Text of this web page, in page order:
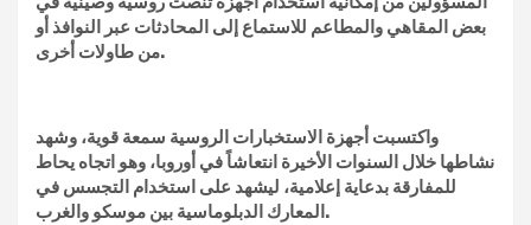
بعض المقاهي والمطاعم للاستماع إلى المحادثات عبر النوافذ أو
من طاولات أخرى.
واكتسبت أجهزة الاستخبارات الروسية سمعة قوية، وشهد
نشاطها خلال السنوات الأخيرة انتعاشاً في أوروبا، وهو اتجاه يحاط
للمفارقة بدعاية إعلامية، ليشهد على استخدام التجسس في
المعارك الدبلوماسية بين موسكو والغرب.